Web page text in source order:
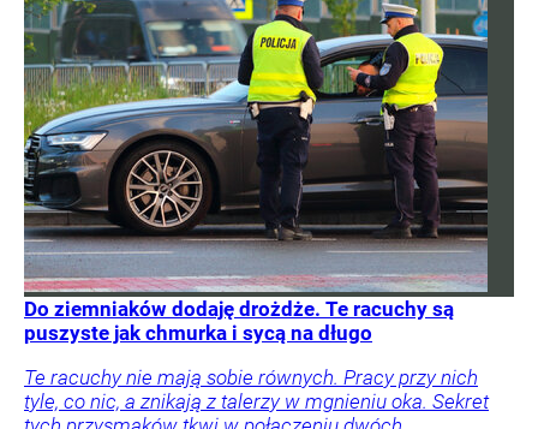
Do ziemniaków dodaję drożdże. Te racuchy są
puszyste jak chmurka i sycą na długo
Te racuchy nie mają sobie równych. Pracy przy nich
tyle, co nic, a znikają z talerzy w mgnieniu oka. Sekret